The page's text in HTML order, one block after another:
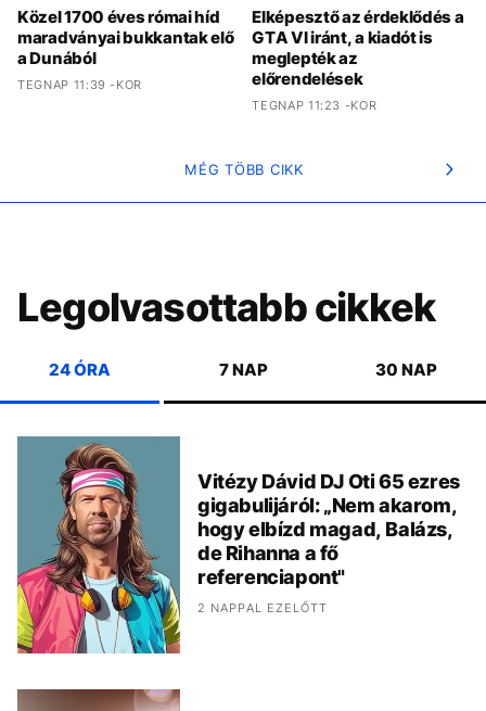
Közel 1700 éves római híd
maradványai bukkantak elő
a Dunából
TEGNAP 11:39 -KOR
Elképesztő az érdeklődés a
GTA VI iránt, a kiadót is
meglepték az
előrendelések
TEGNAP 11:23 -KOR
MÉG TÖBB CIKK
Legolvasottabb cikkek
24 ÓRA 7 NAP 30 NAP
Vitézy Dávid DJ Oti 65 ezres
gigabulijáról: „Nem akarom,
hogy elbízd magad, Balázs,
de Rihanna a fő
referenciapont"
2 NAPPAL EZELŐTT